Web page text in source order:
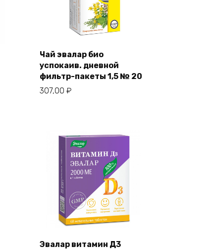
Чай эвалар био
успокаив. дневной
фильтр-пакеты 1,5 № 20
307,00 ₽
Эвалар витамин Д3